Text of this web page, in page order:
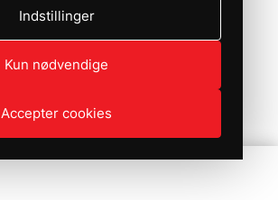
Indstillinger
Kun nødvendige
Accepter cookies